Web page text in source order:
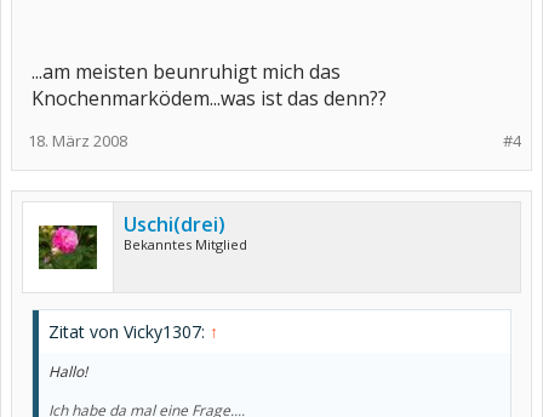
...am meisten beunruhigt mich das
Knochenmarködem...was ist das denn??
#4
18. März 2008
Uschi(drei)
Bekanntes Mitglied
Zitat von Vicky1307: ↑
Hallo!
Ich habe da mal eine Frage....